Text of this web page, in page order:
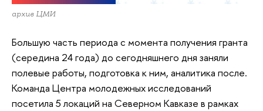
архив ЦМИ
Большую часть периода с момента получения гранта
(середина 24 года) до сегодняшнего дня заняли
полевые работы, подготовка к ним, аналитика после.
Команда Центра молодежных исследований
посетила 5 локаций на Северном Кавказе в рамках